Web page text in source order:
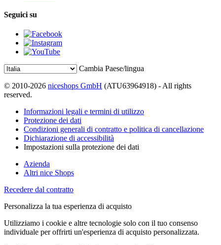
Seguici su
Cambia Paese/lingua
© 2010-2026 niceshops GmbH (ATU63964918) - All rights
reserved.
Informazioni legali e termini di utilizzo
Protezione dei dati
Condizioni generali di contratto e politica di cancellazione
Dichiarazione di accessibilità
Impostazioni sulla protezione dei dati
Azienda
Altri nice Shops
Recedere dal contratto
Personalizza la tua esperienza di acquisto
Utilizziamo i cookie e altre tecnologie solo con il tuo consenso
individuale per offrirti un'esperienza di acquisto personalizzata.